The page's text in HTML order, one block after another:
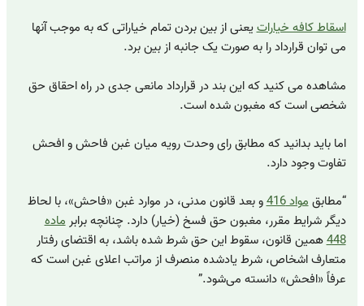
اسقاط کافه خیاراتیعنی از بین بردن تمام خیاراتی که به موجب آنها
می توان قرارداد را به صورت یک جانبه از بین برد.
مشاهده می کنید که این بند در قرارداد مانعی جدی در راه احقاق حق
شخصی است که مغبون شده است.
اما باید بدانید که مطابق رای وحدت رویه میان غبن فاحش و افحش
تفاوت وجود دارد.
“مطابقمواد 416
و بعد قانون مدنی، در موارد غبن «فاحش»، با لحاظ
دیگر شرایط مقرر، مغبون حق فسخ (خیار) دارد. چنانچه برابرماده
448همین قانون، سقوط این حق شرط شده باشد، به اقتضای رفتار
متعارف اشخاص، شرط یادشده منصرف از مراتب اعلای غبن است که
عرفاً «افحش» دانسته می‌شود.”